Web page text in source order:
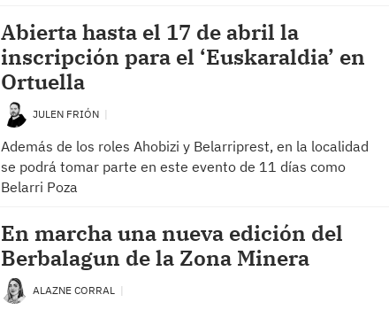
Abierta hasta el 17 de abril la
inscripción para el ‘Euskaraldia’ en
Ortuella
JULEN FRIÓN
Además de los roles Ahobizi y Belarriprest, en la localidad
se podrá tomar parte en este evento de 11 días como
Belarri Poza
En marcha una nueva edición del
Berbalagun de la Zona Minera
ALAZNE CORRAL